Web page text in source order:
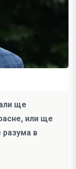
ще
или ще
разумa в